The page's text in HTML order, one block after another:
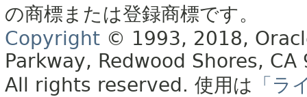
の商標または登録商標です。
Copyright © 1993, 2018,
Parkway, Redwood Shores, CA
All rights reserved. 使用は 「ラ